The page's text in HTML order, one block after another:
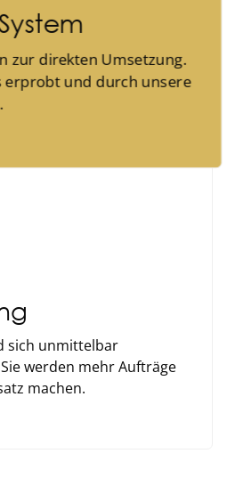
zur direkten Umsetzung.
erprobt und durch unsere
sich unmittelbar
werden mehr Aufträge
machen.